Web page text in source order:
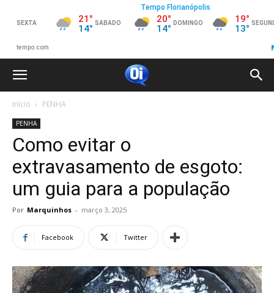
Início PENHA
PENHA
Como evitar o
extravasamento de esgoto:
um guia para a população
Por Marquinhos - março 3, 2025
Facebook Twitter